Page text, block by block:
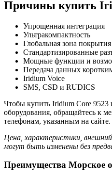
Причины купить
Упрощенная интеграция
Ультракомпактность
Глобальная зона покрытия
Стандартизированные
Мощные функции и
Передача данных
Iridium Voice
SMS, CSD и RUDICS
Чтобы купить Iridium Core 9523
оборудования, обращайтесь к
телефонам, указанным на сайте.
Цена, характеристики,
могут быть изменены без
Преимущества Морское